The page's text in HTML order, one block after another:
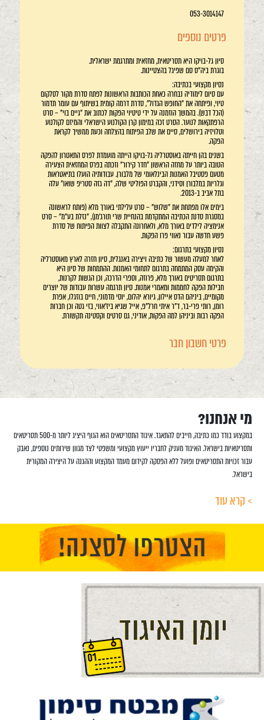
053-3014147
פרטים נוספים
סיון גל-בויקו היא תסריטאית, מחזאית ומתרגמת ישראלית.
בוגרת ביה"ס סם שפיגל בהצטיינות.
נסיון מקצועי בכתיבה:
עם סיום לימודיה נבחרה כאחת הכותבות הראשונות לפתח סדרת מקור לסלקום
טיוי, ופיתחה את "החופש הגדול", סדרת דרמה קומית בשיתוף עם עומר תדמור
(הכל דבש). בהמשך הוזמנה על ידי טיטיוי הפקות לכתוב את "גיים בוי" – סרט
הרפתקאות לנוער. הסרט זכה במימון קרן הקולנוע הישראלי והמיזם לקולנוע
וטלויזיה בירושלים, סיים את שלב הפיתוח בהצלחה וכעת ממשיך לקראת
הפקה.
בשנים בהן חייתה באוסטרליה גל-בויקו הייתה מועמדת לפרס התאטרון להפקה
הטובה ביותר על מחזה הראשון "חדר קירור" וזכתה בפרס המחזאית הצעירה
מטעם פסטיבל האמנות הבינלאומי של מלבורן. עבודותיה הועלו בתיאטראות
וגלריות במלבורן וסידני, והקברט הפוליטי שלה, "דה גזה סטריפ שואו" עלה
בתל אביב ב-2013.
בימים אלו מפתחת את "שלוש" – סרט עלילתי באורך מלא (פותח לראשונה
במסגרת סדנת הכתיבה המתקדמת בהנחיית שרי תורג'מן), "נזלת בע"מ" – סרט
אנימציה לילדים באורך מלא, ולאחרונה התקבלה לצוות הפיתוח של סדרת
פשע חדשה עבור נאווי פרו הפקות.
נסיון מקצועי בתרגום:
לאחר למעלה מעשור של כתיבה ויצירה באנגלית, סיון חזרה לארץ מאוסטרליה
והקימה עסק המתמחה בתרגום לתחומי האמנות. ההתמחות של סיון היא
בתרגום תסריטים באורך מלא, פרוזה, וספרי הדרכה, וכן הגשות לקרנות,
חבילות הפקה לחממות ומאמרי אמנות. סיון תרגמה עשרות עבודות של יוצרים
מקומיים, ביניהם הדס איילון, גיורא יהלום, יוסי מדמוני, חיים בוזגלו, אפרת
רומן, רותי פרי-בר, ד"ר איתי חרל"פ, אייל שגיא ביז'אווי, בזי גטה וכן חברות
הפקה רבות וביניהן למה הפקות, אודיני, גם סרטים וקסטינה תקשורת.
פרטי חשבון חבר
מי אנחנו?
במקצוע בודד כמו כתיבה, חייבים להתאגד. איגוד התסריטאים הוא הגוף היציג ליותר מ-500 תסריטאים
ותסריטאיות בישראל. האיגוד מעניק לחבריו ייעוץ מקצועי ומשפטי לצד מגוון שירותים נוספים, נאבק
עבור זכויות התסריטאים ופועל ללא הפסקה לקידום מעמד המקצוע וההגנה על היצירה המקורית
בישראל.
> קרא עוד